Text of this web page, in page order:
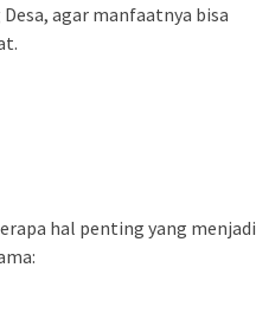
agar manfaatnya bisa
hal penting yang menjadi